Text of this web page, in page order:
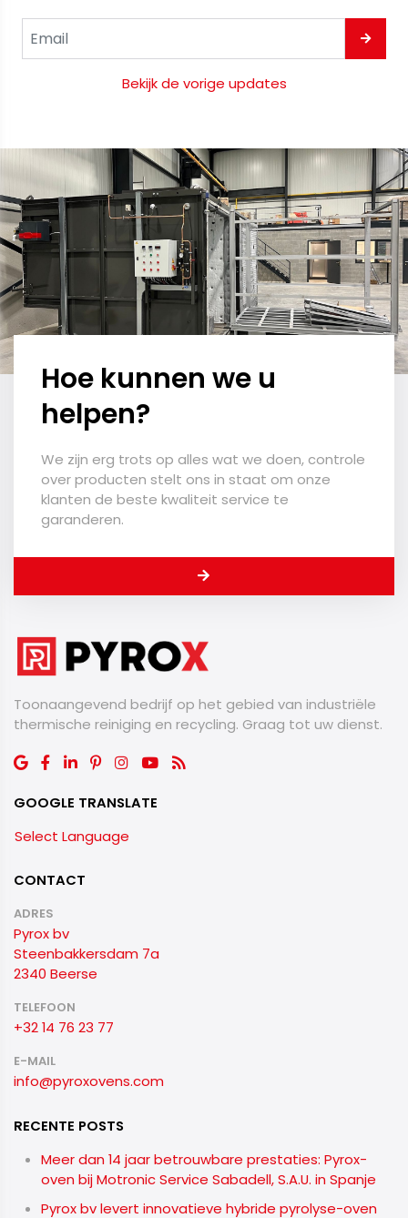
Bekijk de vorige updates
Hoe kunnen we u
helpen?
We zijn erg trots op alles wat we doen, controle
over producten stelt ons in staat om onze
klanten de beste kwaliteit service te
garanderen.
Toonaangevend bedrijf op het gebied van industriële
thermische reiniging en recycling. Graag tot uw dienst.
GOOGLE TRANSLATE
Select Language
CONTACT
ADRES
Pyrox bv
Steenbakkersdam 7a
2340 Beerse
TELEFOON
+32 14 76 23 77
E-MAIL
info@pyroxovens.com
RECENTE POSTS
Meer dan 14 jaar betrouwbare prestaties: Pyrox-
oven bij Motronic Service Sabadell, S.A.U. in Spanje
Pyrox bv levert innovatieve hybride pyrolyse-oven